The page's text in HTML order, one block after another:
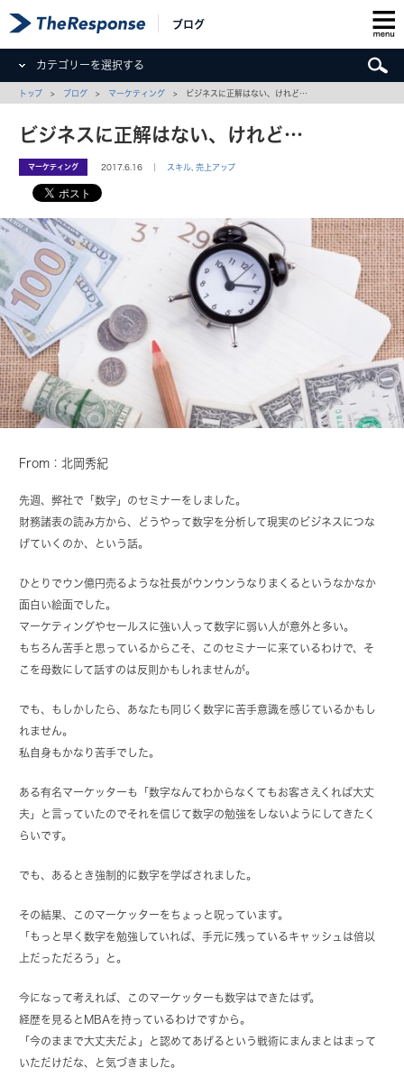
ブログ
カテゴリーを選択する
トップ > ブログ > マーケティング > ビジネスに正解はない、けれど…
ビジネスに正解はない、けれど…
マーケティング 2017.6.16 ｜ スキル ,売上アップ
From：北岡秀紀
先週、弊社で「数字」のセミナーをしました。
財務諸表の読み方から、どうやって数字を分析して現実のビジネスにつな
げていくのか、という話。
ひとりでウン億円売るような社長がウンウンうなりまくるというなかなか
面白い絵面でした。
マーケティングやセールスに強い人って数字に弱い人が意外と多い。
もちろん苦手と思っているからこそ、このセミナーに来ているわけで、そ
こを母数にして話すのは反則かもしれませんが。
でも、もしかしたら、あなたも同じく数字に苦手意識を感じているかもし
れません。
私自身もかなり苦手でした。
ある有名マーケッターも「数字なんてわからなくてもお客さえくれば大丈
夫」と言っていたのでそれを信じて数字の勉強をしないようにしてきたく
らいです。
でも、あるとき強制的に数字を学ばされました。
その結果、このマーケッターをちょっと呪っています。
「もっと早く数字を勉強していれば、手元に残っているキャッシュは倍以
上だっただろう」と。
今になって考えれば、このマーケッターも数字はできたはず。
経歴を見るとMBAを持っているわけですから。
「今のままで大丈夫だよ」と認めてあげるという戦術にまんまとはまって
いただけだな、と気づきました。